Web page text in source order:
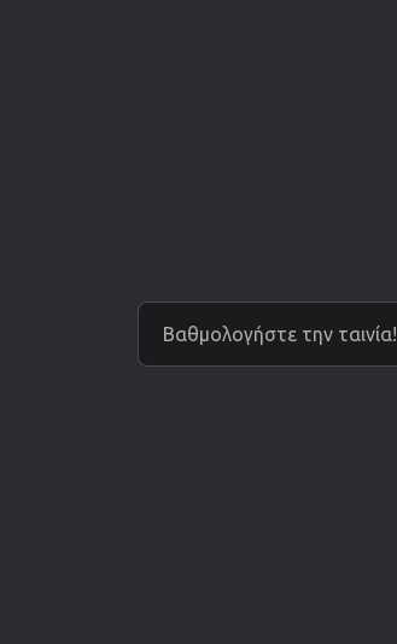
Βαθμολογήστε την ταινία!